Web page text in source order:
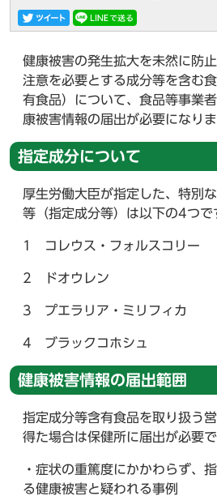
健康被害の発生拡大を未然に防
注意を必要とする成分等を含む
有食品）について、食品等事業
康被害情報の届出が必要になりま
指定成分について
厚生労働大臣が指定した、特別
等（指定成分等）は以下の4つで
1 コレウス・フォルスコリー
2 ドオウレン
3 プエラリア・ミリフィカ
4 ブラックコホシュ
健康被害情報の届出範囲
指定成分等含有食品を取り扱う
得た場合は保健所に届出が必要で
・症状の重篤度にかかわらず、
る健康被害と疑われる事例